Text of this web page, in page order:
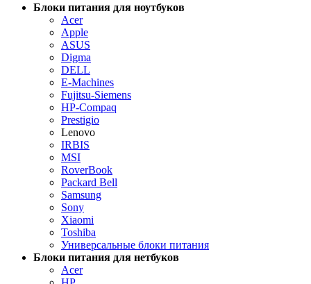
Блоки питания для ноутбуков
Acer
Apple
ASUS
Digma
DELL
E-Machines
Fujitsu-Siemens
HP-Compaq
Prestigio
Lenovo
IRBIS
MSI
RoverBook
Packard Bell
Samsung
Sony
Xiaomi
Toshiba
Универсальные блоки питания
Блоки питания для нетбуков
Acer